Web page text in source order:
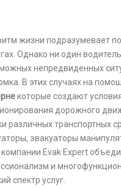
жизни подразумевает
Однако ни один
непредвиденных
В этих случаях на
которые создают
дорожного
различных транспортных
эвакуаторы
Evak Expert
и
спектр услуг.